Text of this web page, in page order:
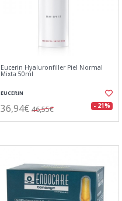
Eucerin Hyaluronfiller Piel Normal
Mixta 50ml
EUCERIN
36,94€ 46,55€ - 21%